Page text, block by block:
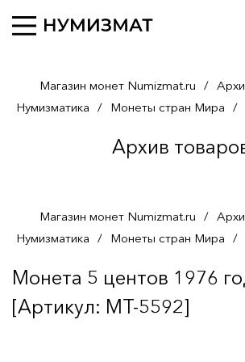
Магазин монет Numizmat.ru /
Нумизматика / Монеты стран Мира /
Архив
Магазин монет Numizmat.ru /
Нумизматика / Монеты стран Мира /
Монета 5 центов 1976
[Артикул: MT-5592]